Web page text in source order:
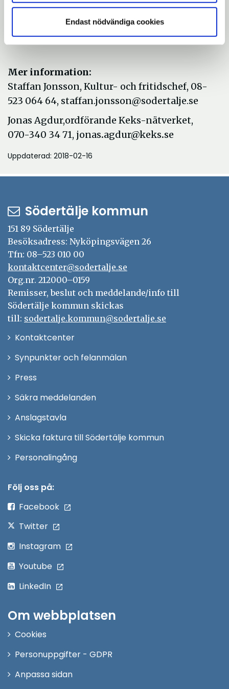
Endast nödvändiga cookies
Tid:Tisdag den 13 oktober kl 13.00
Södertälje stadshus, Campusgatan 26,
lokal Demokratin
Mer information:
Staffan Jonsson, Kultur- och fritidschef, 08-
523 064 64, staffan.jonsson@sodertalje.se
Jonas Agdur,ordförande Keks-nätverket,
070-340 34 71, jonas.agdur@keks.se
Uppdaterad: 2018-02-16
Södertälje kommun
151 89 Södertälje
Besöksadress: Nyköpingsvägen 26
Tfn: 08–523 010 00
kontaktcenter@sodertalje.se
Org.nr. 212000–0159
Remisser, beslut och meddelande/info till
Södertälje kommun skickas
till: sodertalje.kommun@sodertalje.se
KontaktcenterÖppna
Synpunkter och felanmälan
Press
fönster
Säkra meddelanden
Anslagstavla
Skicka faktura till Södertälje kommun
PersonalingångÖppna
Följ oss på:
Facebook
Twitter
Instagram
Youtube
LinkedIn
Om webbplatsen
Cookies
Personuppgifter - GDPR
Anpassa sidan